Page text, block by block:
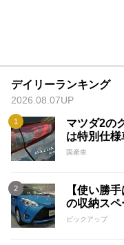
デイリーランキング
2026.08.07UP
マツダ2の
は特別仕様
国産車
【使い勝
の収納ス
ピックアップ